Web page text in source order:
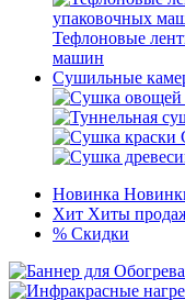
Тефлоновые
машин
Сушильные
Новинка
Хит Хиты
% Скидки